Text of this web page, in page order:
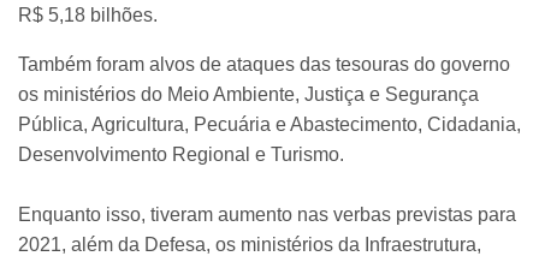
R$ 5,18 bilhões.
Também foram alvos de ataques das tesouras do governo
os ministérios do Meio Ambiente, Justiça e Segurança
Pública, Agricultura, Pecuária e Abastecimento, Cidadania,
Desenvolvimento Regional e Turismo.
Enquanto isso, tiveram aumento nas verbas previstas para
2021, além da Defesa, os ministérios da Infraestrutura,